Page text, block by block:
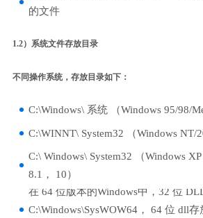
的文件
1.2）系统文件存放目录
不同操作系统，存放目录如下：
C:\Windows\ 系统 （Windows 95/98/Me
C:\WINNT\ System32 （Windows NT/
C:\ Windows\ System32 （Windows
8.1， 10）
在 64 位版本的Windows中，32 位
C:\Windows\SysWOW64， 64 位 dll